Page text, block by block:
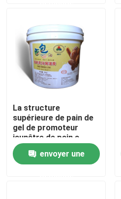
À propos de nous
Visite d'usine
Contrôle de qualité
Contactez-nous
La structure
supérieure de pain de
gel de promoteur
jaunâtre de pain a
amplifié le
ramollissement rapide
de volume de pain
envoyer une